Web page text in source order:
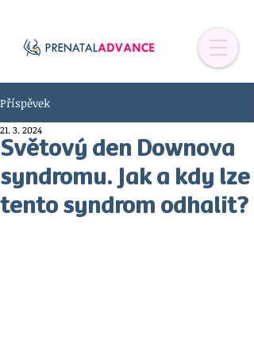
Příspěvek
Světový den Downova
syndromu. Jak a kdy lze
tento syndrom odhalit?
21. 3. 2024